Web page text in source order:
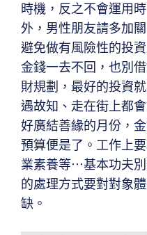
時機，反之不會運用
外，男性朋友請多加
避免做有風險性的投
金錢一去不回，也別
財規劃，最好的投資
遇故知、走在街上都
好廣結善緣的月份，
預算便是了。工作上
業素養等⋯基本功夫
的處理方式要對對象
缺。